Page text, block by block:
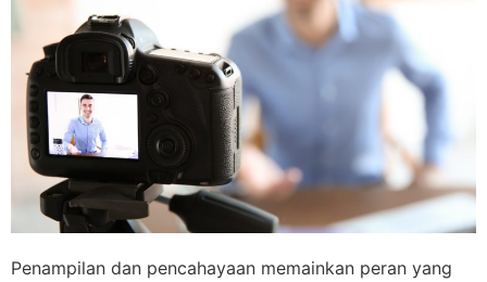
Penampilan dan pencahayaan memainkan peran yang